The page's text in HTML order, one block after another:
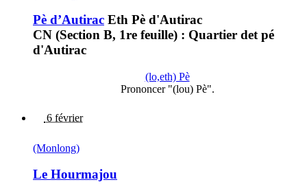
Pè d’Autirac Eth Pè d'Autirac
CN (Section B, 1re feuille) : Quartier det pé
d'Autirac
(lo,eth) Pè
Prononcer "(lou) Pè".
6 février
(Monlong)
Le Hourmajou